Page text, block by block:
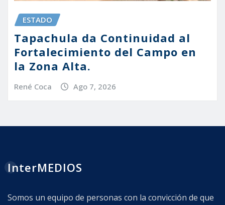
ESTADO
Tapachula da Continuidad al
Fortalecimiento del Campo en
la Zona Alta.
René Coca Ago 7, 2026
InterMEDIOS
Somos un equipo de personas con la convicción de que